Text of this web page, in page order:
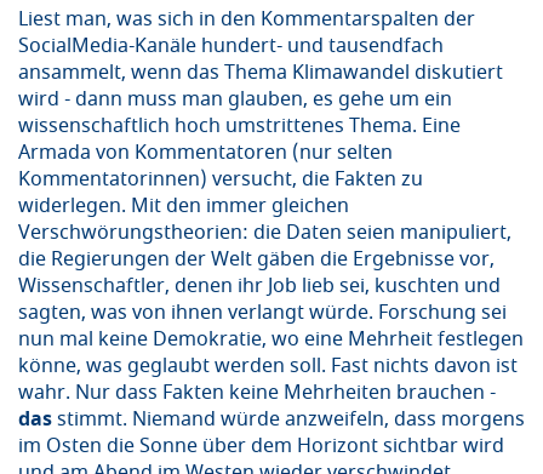
Liest man, was sich in den Kommentarspalten der
SocialMedia-Kanäle hundert- und tausendfach
ansammelt, wenn das Thema Klimawandel diskutiert
wird - dann muss man glauben, es gehe um ein
wissenschaftlich hoch umstrittenes Thema. Eine
Armada von Kommentatoren (nur selten
Kommentatorinnen) versucht, die Fakten zu
widerlegen. Mit den immer gleichen
Verschwörungstheorien: die Daten seien manipuliert,
die Regierungen der Welt gäben die Ergebnisse vor,
Wissenschaftler, denen ihr Job lieb sei, kuschten und
sagten, was von ihnen verlangt würde. Forschung sei
nun mal keine Demokratie, wo eine Mehrheit festlegen
könne, was geglaubt werden soll. Fast nichts davon ist
wahr. Nur dass Fakten keine Mehrheiten brauchen -
dasstimmt. Niemand würde anzweifeln, dass morgens
im Osten die Sonne über dem Horizont sichtbar wird